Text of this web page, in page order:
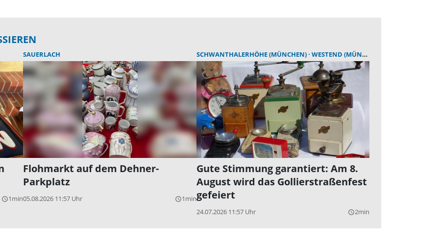
query_builder1min
SAUERLACH
Flohmarkt auf dem Dehner-
Parkplatz
05.08.2026 11:57 Uhr query_builder1min
SCHWANTHALERHÖHE (MÜNCHEN) WESTEND (MÜNCHEN)
Gute Stimmung garantiert: Am 8.
August wird das Gollierstraßenfest
gefeiert
24.07.2026 11:57 Uhr query_builder2min